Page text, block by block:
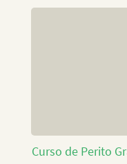
Curso de Perito